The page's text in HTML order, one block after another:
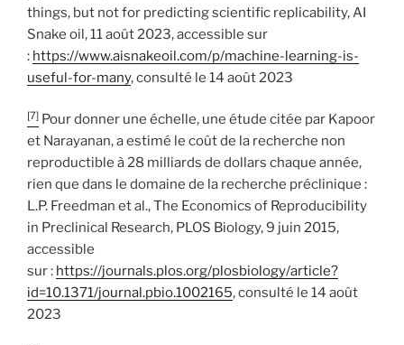
things, but not for predicting scientific replicability, AI
Snake oil, 11 août 2023, accessible sur
: https://www.aisnakeoil.com/p/machine-learning-is-
useful-for-many, consulté le 14 août 2023
[7] Pour donner une échelle, une étude citée par Kapoor
et Narayanan, a estimé le coût de la recherche non
reproductible à 28 milliards de dollars chaque année,
rien que dans le domaine de la recherche préclinique :
L.P. Freedman et al., The Economics of Reproducibility
in Preclinical Research, PLOS Biology, 9 juin 2015,
accessible
sur : https://journals.plos.org/plosbiology/article?
id=10.1371/journal.pbio.1002165, consulté le 14 août
2023